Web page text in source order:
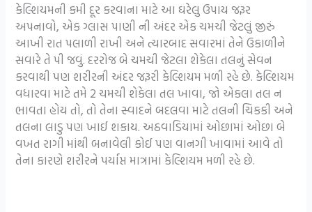
કેલ્શિયમની કમી દૂર કરવાના માટે આ ઘરેલુ ઉપાય જરૂર
અપનાવો, એક ગ્લાસ પાણી ની અંદર એક ચમચી જેટલું જીરું
આખી રાત પલાળી રાખી અને ત્યારબાદ સવારમાં તેને ઉકાળીને
સવારે તે પી જવું. દરરોજ બે ચમચી જેટલા શેકેલા તલનું સેવન
કરવાથી પણ શરીરની અંદર જરૂરી કેલ્શિયમ મળી રહે છે. કેલ્શિયમ
વધારવા માટે તમે 2 ચમચી શેકેલા તલ ખાવા, જો એકલા તલ ન
ભાવતા હોય તો, તો તેના સ્વાદને બદલવા માટે તલની ચિકકી અને
તલના લાડુ પણ ખાઈ શકાય. અઠવાડિયામાં ઓછામાં ઓછા બે
વખત રાગી માંથી બનાવેલી કોઈ પણ વાનગી ખાવામાં આવે તો
તેના કારણે શરીરને પર્યાપ્ત માત્રામાં કેલ્શિયમ મળી રહે છે.